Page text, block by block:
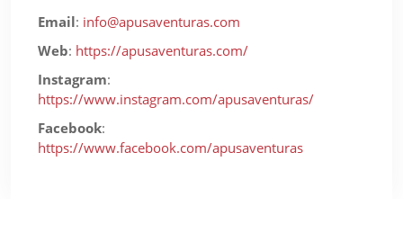
Email: info@apusaventuras.com
Web: https://apusaventuras.com/
Instagram:
https://www.instagram.com/apusaventuras/
Facebook:
https://www.facebook.com/apusaventuras